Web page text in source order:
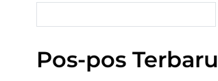
Pos-pos Terbaru